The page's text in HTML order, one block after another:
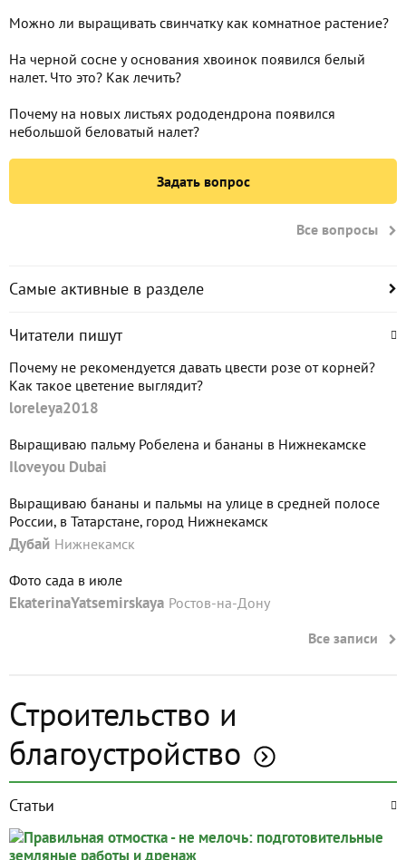
Можно ли выращивать свинчатку как комнатное растение?
На черной сосне у основания хвоинок появился белый
налет. Что это? Как лечить?
Почему на новых листьях рододендрона появился
небольшой беловатый налет?
Задать вопрос
Все вопросы
Самые активные в разделе
Читатели пишут
Почему не рекомендуется давать цвести розе от корней?
Как такое цветение выглядит?
loreleya2018
Выращиваю пальму Робелена и бананы в Нижнекамске
Iloveyou Dubai
Выращиваю бананы и пальмы на улице в средней полосе
России, в Татарстане, город Нижнекамск
Дубай Нижнекамск
Фото сада в июле
EkaterinaYatsemirskaya Ростов-на-Дону
Все записи
Строительство и
благоустройство
Статьи